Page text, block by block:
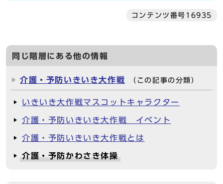
コンテンツ番号16935
同じ階層にある他の情報
介護・予防いきいき大作戦 （この記事の分類）
いきいき大作戦マスコットキャラクター
介護・予防いきいき大作戦 イベント
介護・予防いきいき大作戦とは
介護・予防かわさき体操